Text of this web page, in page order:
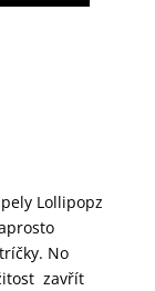
Lollipopz
No
zavřít